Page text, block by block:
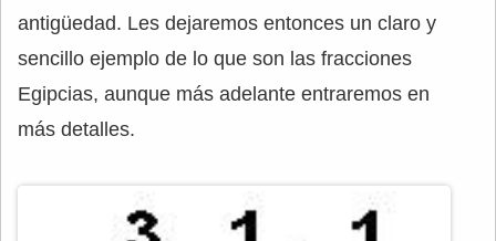
antigüedad. Les dejaremos entonces un claro y
sencillo ejemplo de lo que son las fracciones
Egipcias, aunque más adelante entraremos en
más detalles.